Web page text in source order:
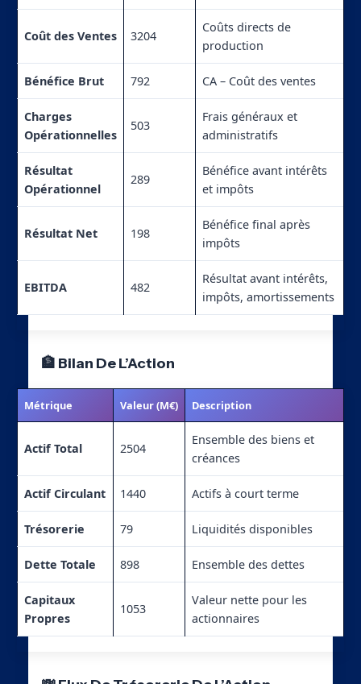
Coût des Ventes 3204
Coûts directs de
production
Bénéfice Brut 792 CA – Coût des ventes
Charges
Opérationnelles
503
Frais généraux et
administratifs
Résultat
Opérationnel
289
Bénéfice avant intérêts
et impôts
Résultat Net 198
Bénéfice final après
impôts
EBITDA 482
Résultat avant intérêts,
impôts, amortissements
🏦 Bilan De L’Action
Métrique Valeur (M€) Description
Actif Total 2504
Ensemble des biens et
créances
Actif Circulant 1440 Actifs à court terme
Trésorerie 79 Liquidités disponibles
Dette Totale 898 Ensemble des dettes
Capitaux
Propres
1053
Valeur nette pour les
actionnaires